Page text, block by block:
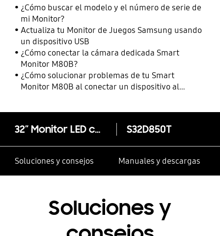
¿Cómo buscar el modelo y el número de serie de
mi Monitor?
Actualiza tu Monitor de Juegos Samsung usando
un dispositivo USB
¿Cómo conectar la cámara dedicada Smart
Monitor M80B?
¿Cómo solucionar problemas de tu Smart
Monitor M80B al conectar un dispositivo al
32” Monitor LED con base HAS S32D850T
Soluciones y consejos Manuales y descargas
Soluciones y